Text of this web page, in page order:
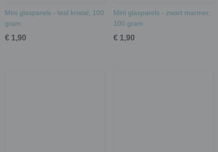
Mini glasparels - teal kristal; 100
gram
€ 1,90
Mini glasparels - zwart marmer;
100 gram
€ 1,90